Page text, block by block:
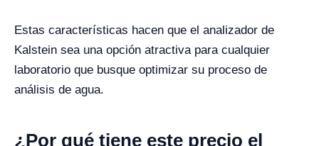
Estas características hacen que el analizador de
Kalstein sea una opción atractiva para cualquier
laboratorio que busque optimizar su proceso de
análisis de agua.
¿Por qué tiene este precio el